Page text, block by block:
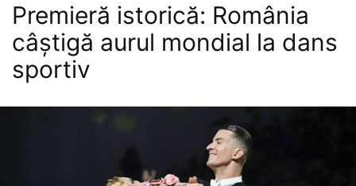
Premieră istorică: România
câștigă aurul mondial la dans
sportiv